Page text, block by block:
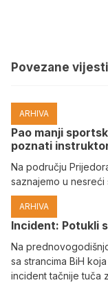
Povezane vijesti
ARHIVA
Pao manji
poznati
Na području
saznajemo u
ARHIVA
Incident: Potukli
Na
sa strancima BiH
incident tačnije tuča